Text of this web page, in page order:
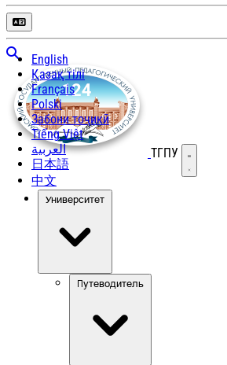
English
Қазақ тілі
Français
Polski
Забони тоҷикӣ
Tiếng Việt
العربية
日本語
中文
ТГПУ Открыть
Университет
Путеводитель